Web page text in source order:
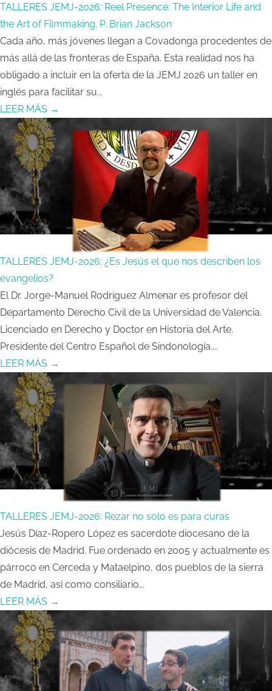
TALLERES JEMJ-2026: Reel Presence: The Interior Life and
the Art of Filmmaking. P. Brian Jackson
Cada año, más jóvenes llegan a Covadonga procedentes de
más allá de las fronteras de España. Esta realidad nos ha
obligado a incluir en la oferta de la JEMJ 2026 un taller en
inglés para facilitar su...
LEER MÁS →
TALLERES JEMJ-2026: ¿Es Jesús el que nos describen los
evangelios?
El Dr. Jorge-Manuel Rodríguez Almenar es profesor del
Departamento Derecho Civil de la Universidad de Valencia.
Licenciado en Derecho y Doctor en Historia del Arte.
Presidente del Centro Español de Sindonología....
LEER MÁS →
TALLERES JEMJ-2026: Rezar no solo es para curas
Jesús Díaz-Ropero López es sacerdote diocesano de la
diócesis de Madrid. Fue ordenado en 2005 y actualmente es
párroco en Cerceda y Mataelpino, dos pueblos de la sierra
de Madrid, así como consiliario...
LEER MÁS →